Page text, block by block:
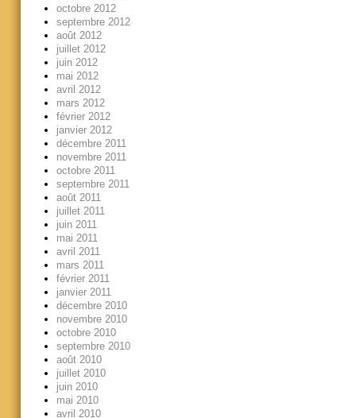
octobre 2012
septembre 2012
août 2012
juillet 2012
juin 2012
mai 2012
avril 2012
mars 2012
février 2012
janvier 2012
décembre 2011
novembre 2011
octobre 2011
septembre 2011
août 2011
juillet 2011
juin 2011
mai 2011
avril 2011
mars 2011
février 2011
janvier 2011
décembre 2010
novembre 2010
octobre 2010
septembre 2010
août 2010
juillet 2010
juin 2010
mai 2010
avril 2010